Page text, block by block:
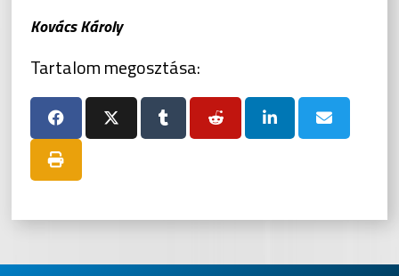
Kovács Károly
Tartalom megosztása: